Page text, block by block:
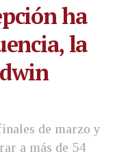
ha
la
de marzo y
a más de 54